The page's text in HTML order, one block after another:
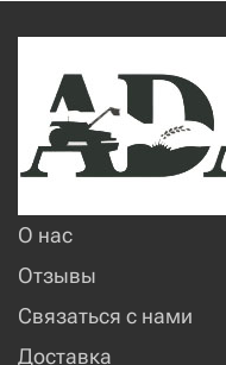
О нас
Отзывы
Связаться с нами
Доставка